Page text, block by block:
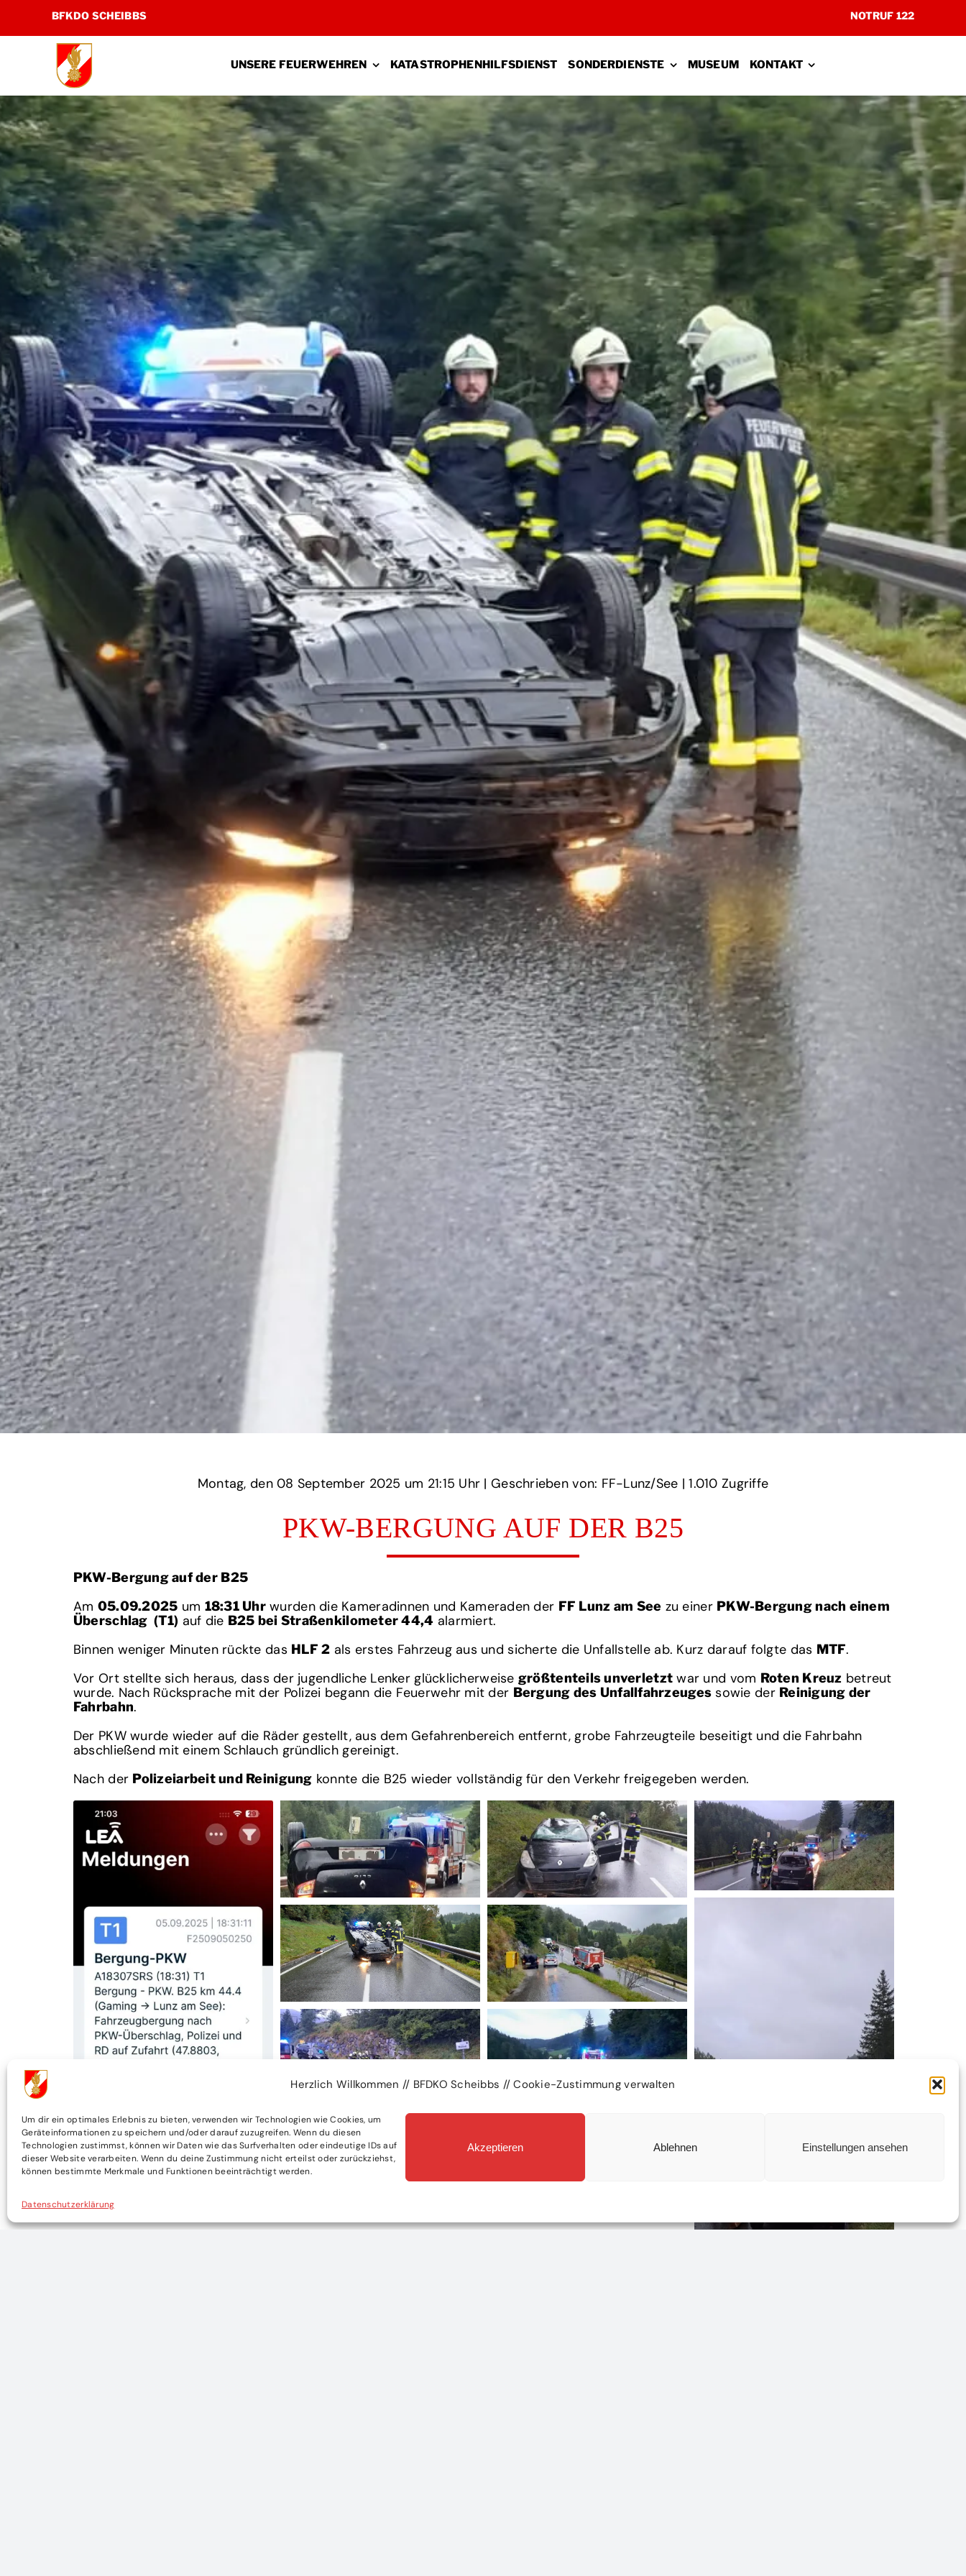
Herzlich Willkommen // BFDKO Scheibbs // Cookie-Zustimmung verwalten
Um dir ein optimales Erlebnis zu bieten, verwenden wir Technologien wie Cookies, um
Geräteinformationen zu speichern und/oder darauf zuzugreifen. Wenn du diesen
Technologien zustimmst, können wir Daten wie das Surfverhalten oder eindeutige IDs auf
dieser Website verarbeiten. Wenn du deine Zustimmung nicht erteilst oder zurückziehst,
können bestimmte Merkmale und Funktionen beeinträchtigt werden.
Akzeptieren Ablehnen Einstellungen ansehen
Datenschutzerklärung
springen
BFKDO SCHEIBBS NOTRUF 122
UNSERE FEUERWEHREN KATASTROPHENHILFSDIENST SONDERDIENSTE MUSEUM KONTAKT
Montag, ‎| Geschrieben von: FF-Lunz/See | ‎ 1.010‏‏‎ ‎Zugriffe
PKW-BERGUNG AUF DER B25
PKW-Bergung auf der B25
Am 05.09.2025 um 18:31 Uhrwurden die Kameradinnen und Kameraden der FF Lunz am See zu einer PKW-Bergung nach einem
Überschlag (T1) auf die B25 bei Straßenkilometer 44,4 alarmiert.
Binnen weniger Minuten rückte das HLF 2 als erstes Fahrzeug aus und sicherte die Unfallstelle ab. Kurz darauf folgte das MTF.
Vor Ort stellte sich heraus, dass der jugendliche Lenker glücklicherweise größtenteils unverletzt war und vom Roten Kreuz betreut
wurde. Nach Rücksprache mit der Polizei begann die Feuerwehr mit der Bergung des Unfallfahrzeuges sowie der Reinigung der
Fahrbahn.
Der PKW wurde wieder auf die Räder gestellt, aus dem Gefahrenbereich entfernt, grobe Fahrzeugteile beseitigt und die Fahrbahn
abschließend mit einem Schlauch gründlich gereinigt.
Nach der Polizeiarbeit und Reinigung konnte die B25 wieder vollständig für den Verkehr freigegeben werden.